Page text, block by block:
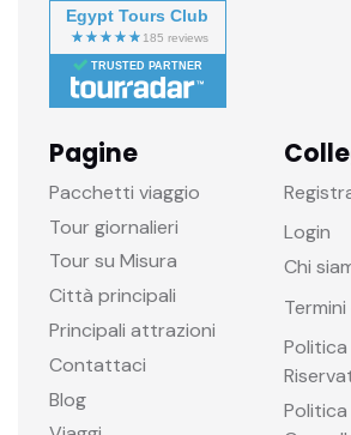
Egypt Tours Club
TRUSTED PARTNER
Pagine
Pacchetti viaggio
Tour giornalieri
Tour su Misura
Città principali
Principali attrazioni
Contattaci
Blog
Login
Chi
Politica
Politica